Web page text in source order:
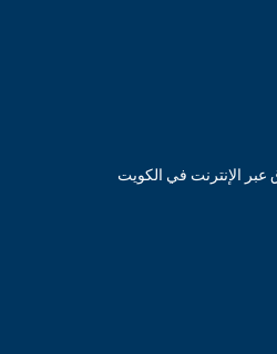
الإنترنت في الكويت